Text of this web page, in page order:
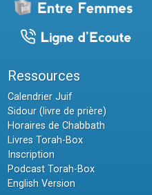
Ressources
Calendrier Juif
Sidour (livre de prière)
Horaires de Chabbath
Livres Torah-Box
Inscription
Podcast Torah-Box
English Version